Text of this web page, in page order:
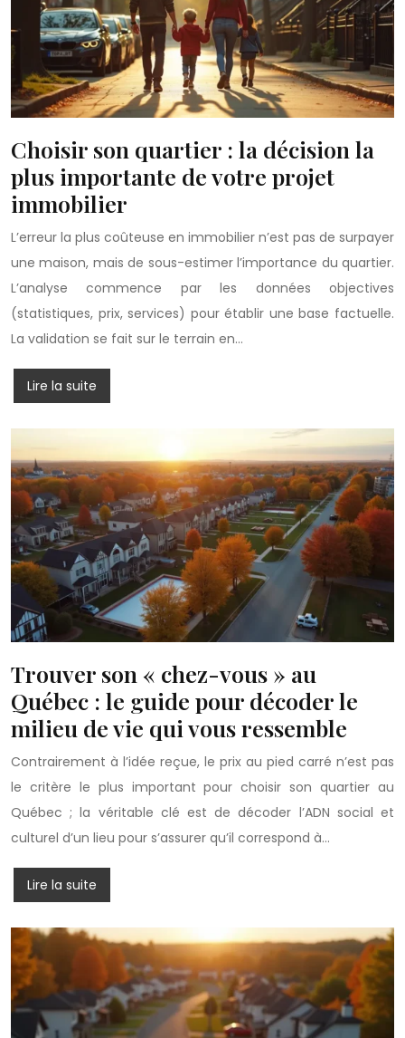
Choisir son quartier : la décision la
plus importante de votre projet
immobilier
L’erreur la plus coûteuse en immobilier n’est pas de surpayer
une maison, mais de sous-estimer l’importance du quartier.
L’analyse commence par les données objectives
(statistiques, prix, services) pour établir une base factuelle.
La validation se fait sur le terrain en…
Lire la suite
Trouver son « chez-vous » au
Québec : le guide pour décoder le
milieu de vie qui vous ressemble
Contrairement à l’idée reçue, le prix au pied carré n’est pas
le critère le plus important pour choisir son quartier au
Québec ; la véritable clé est de décoder l’ADN social et
culturel d’un lieu pour s’assurer qu’il correspond à…
Lire la suite